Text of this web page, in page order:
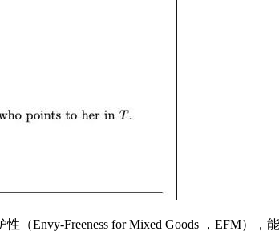
Freeness for Mixed Goods ，EFM），